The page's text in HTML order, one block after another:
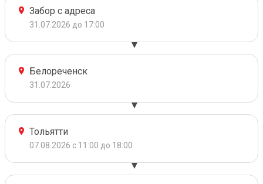
Забор с адреса
31.07.2026 до 17:00
Белореченск
31.07.2026
Тольятти
07.08.2026 с 11:00 до 18:00